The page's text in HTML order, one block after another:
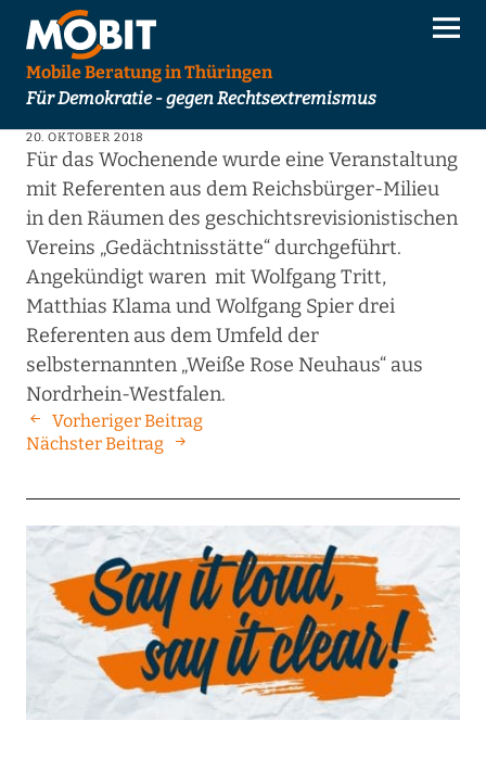
Mobile Beratung in Thüringen
Für Demokratie - gegen Rechtsextremismus
20. OKTOBER 2018
Für das Wochenende wurde eine Veranstaltung
mit Referenten aus dem Reichsbürger-Milieu
in den Räumen des geschichtsrevisionistischen
Vereins „Gedächtnisstätte“ durchgeführt.
Angekündigt waren mit Wolfgang Tritt,
Matthias Klama und Wolfgang Spier drei
Referenten aus dem Umfeld der
selbsternannten „Weiße Rose Neuhaus“ aus
Nordrhein-Westfalen.
Vorheriger Beitrag
Nächster Beitrag